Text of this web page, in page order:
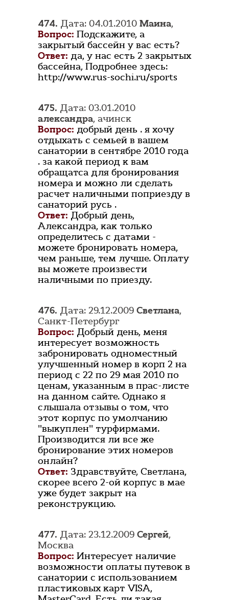
474. Дата: 04.01.2010 Маина,
Вопрос: Подскажите, а
закрытый бассейн у вас есть?
Ответ: да, у нас есть 2 закрытых
бассейна, Подробнее здесь:
http://www.rus-sochi.ru/sports
475. Дата: 03.01.2010
александра, ачинск
Вопрос: добрый день . я хочу
отдыхать с семьей в вашем
санатории в сентябре 2010 года
. за какой период к вам
обращатса для бронирования
номера и можно ли сделать
расчет наличными поприезду в
санаторий русь .
Ответ: Добрый день,
Александра, как только
определитесь с датами -
можете бронировать номера,
чем раньше, тем лучше. Оплату
вы можете произвести
наличными по приезду.
476. Дата: 29.12.2009 Светлана,
Санкт-Петербург
Вопрос: Добрый день, меня
интересует возможность
забронировать одноместный
улучшенный номер в корп 2 на
период с 22 по 29 мая 2010 по
ценам, указанным в прас-листе
на данном сайте. Однако я
слышала отзывы о том, что
этот корпус по умолчанию
"выкуплен" турфирмами.
Производится ли все же
бронирование этих номеров
онлайн?
Ответ: Здравствуйте, Светлана,
скорее всего 2-ой корпус в мае
уже будет закрыт на
реконструкцию.
477. Дата: 23.12.2009 Сергей,
Москва
Вопрос: Интересует наличие
возможности оплаты путевок в
санатории с использованием
пластиковых карт VISA,